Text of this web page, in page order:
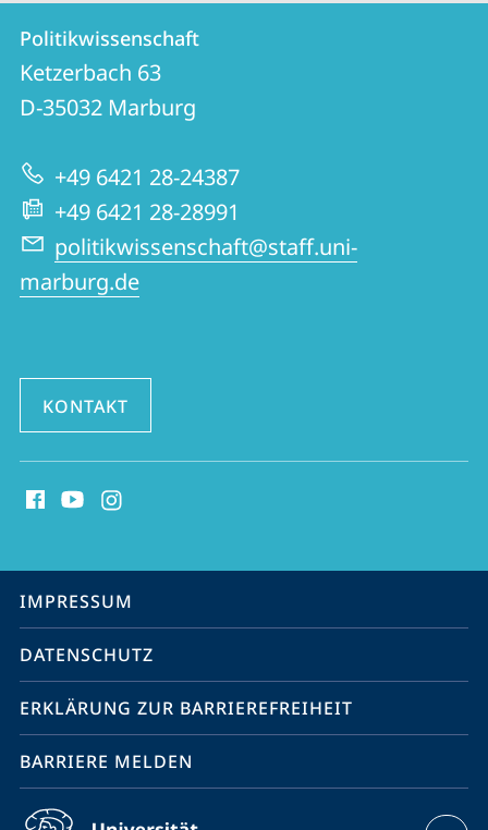
Kontakt
und
Informationen
zur
Website
Kontaktinformationen
Politikwissenschaft
Politikwissenschaft
Ketzerbach 63
D-35032 Marburg
+49 6421 28-24387
+49 6421 28-28991
politikwissenschaft@staff.uni-
marburg.de
KONTAKT
Media
Service-
Navigation
IMPRESSUM
DATENSCHUTZ
ERKLÄRUNG ZUR BARRIEREFREIHEIT
BARRIERE MELDEN